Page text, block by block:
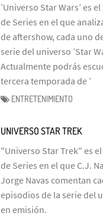
’Universo Star Wars’ es
de Series en el que
de aftershow, cada uno
serie del universo ’Star
Actualmente podrás
tercera temporada de ’
ENTRETENIMIENTO
UNIVERSO STAR TREK
"Universo Star Trek" es
de Series en el que C.J.
Jorge Navas comentan
episodios de la serie del
en emisión.